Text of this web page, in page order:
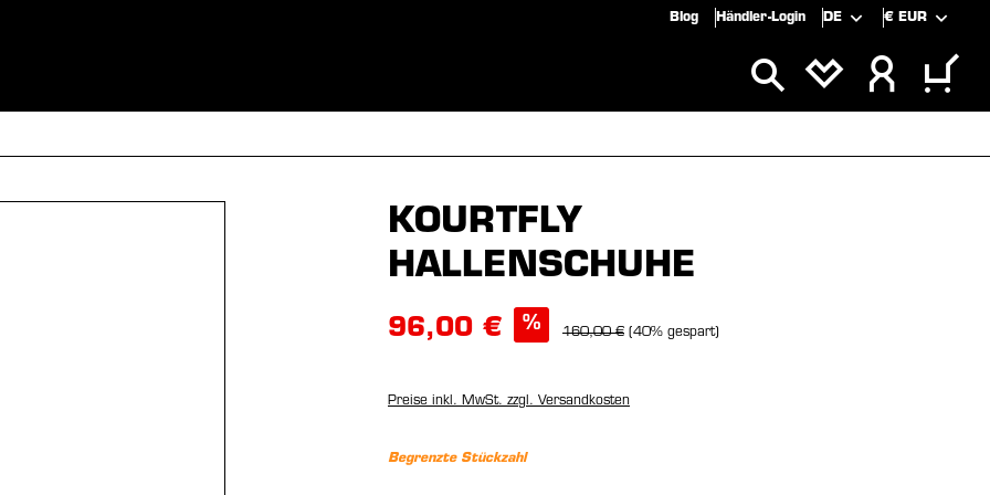
Blog Händler-Login DE € EUR
KOURTFLY
HALLENSCHUHE
96,00 € % 160,00 € (40% gespart)
Preise inkl. MwSt. zzgl. Versandkosten
Begrenzte Stückzahl